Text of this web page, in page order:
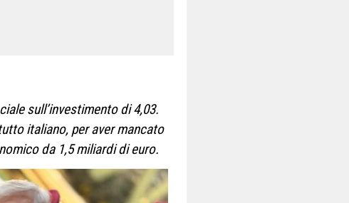
sull’investimento di 4,03.
italiano, per aver mancato
da 1,5 miliardi di euro.